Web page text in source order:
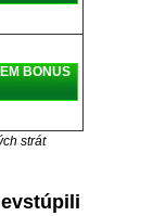
BONUS
strát